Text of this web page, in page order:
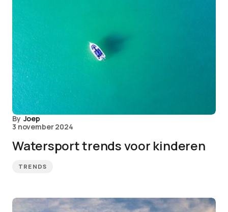
By Joep
3 november 2024
Watersport trends voor kinderen
TRENDS